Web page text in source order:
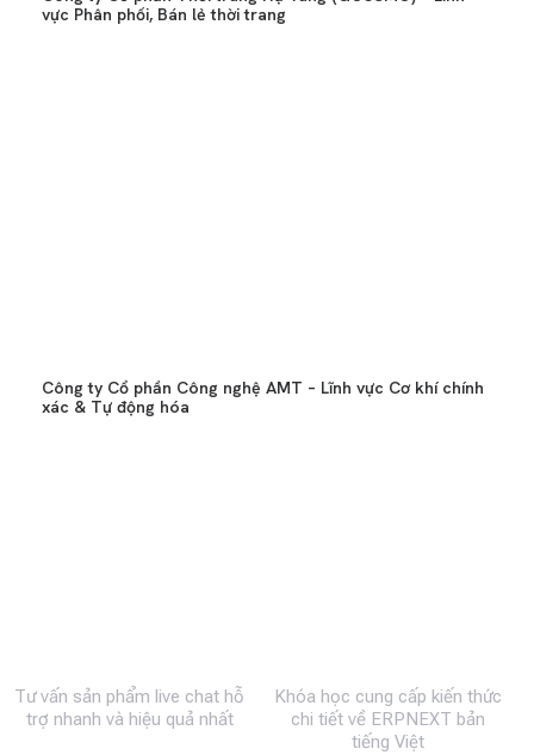
vực Phân phối, Bán lẻ thời trang
Công ty Cổ phần Công nghệ AMT – Lĩnh vực Cơ khí chính
xác & Tự động hóa
Tư vấn sản phẩm live chat hỗ
trợ nhanh và hiệu quả nhất
Khóa học cung cấp kiến thức
chi tiết về ERPNEXT bản
tiếng Việt